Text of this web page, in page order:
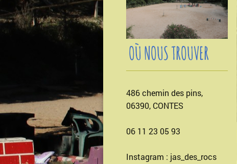
OÙ NOUS TROUVER
486 chemin des pins,
06390, CONTES
06 11 23 05 93
Instagram : jas_des_rocs